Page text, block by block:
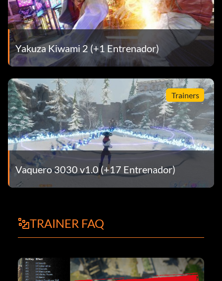
Yakuza Kiwami 2 (+1 Entrenador)
Trainers
Vaquero 3030 v1.0 (+17 Entrenador)
TRAINER FAQ